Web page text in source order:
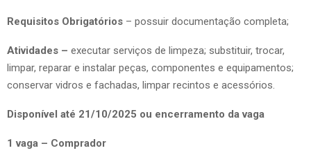
Requisitos Obrigatórios – possuir documentação completa;
Atividades – executar serviços de limpeza; substituir, trocar,
limpar, reparar e instalar peças, componentes e equipamentos;
conservar vidros e fachadas, limpar recintos e acessórios.
Disponível até 21/10/2025 ou encerramento da vaga
1 vaga – Comprador